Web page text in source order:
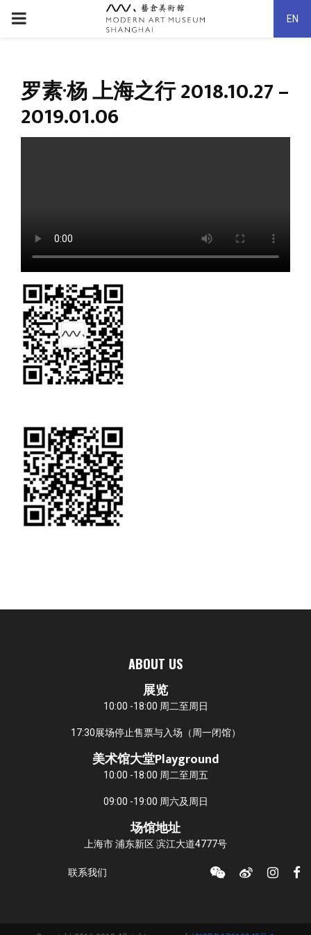
PRIMARY
EN
罗素·杨 上海之行 2018.10.27 –
2019.01.06
ABOUT US
展览
10:00 -18:00 周二至周日
17:30展场停止售票与入场（周一闭馆）
美术馆大堂Playground
10:00 -18:00 周二至周五
09:00 -19:00 周六及周日
场馆地址
上海市 浦东新区 滨江大道4777号
联系我们